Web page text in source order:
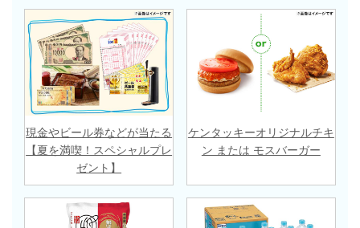
現金やビール券などが当たる
【夏を満喫！スペシャルプレ
ゼント】
ケンタッキーオリジナルチキ
ン または モスバーガー